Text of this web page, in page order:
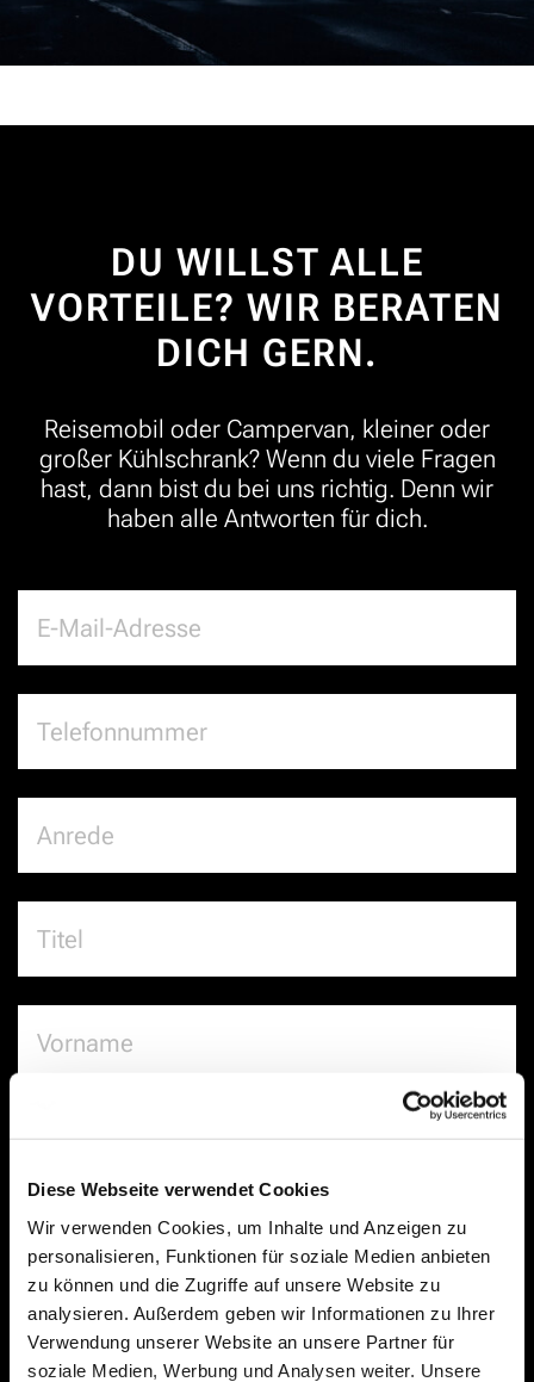
Diese Webseite verwendet Cookies
Wir verwenden Cookies, um Inhalte und Anzeigen zu
personalisieren, Funktionen für soziale Medien anbieten
zu können und die Zugriffe auf unsere Website zu
analysieren. Außerdem geben wir Informationen zu Ihrer
Verwendung unserer Website an unsere Partner für
soziale Medien, Werbung und Analysen weiter. Unsere
DU WILLST ALLE
VORTEILE? WIR BERATEN
DICH GERN.
Reisemobil oder Campervan, kleiner oder
großer Kühlschrank? Wenn du viele Fragen
hast, dann bist du bei uns richtig. Denn wir
haben alle Antworten für dich.
Hiermit bestätige ich, dass ich dieDatenschutz­